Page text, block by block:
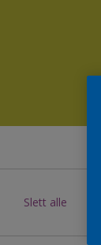
Slett alle